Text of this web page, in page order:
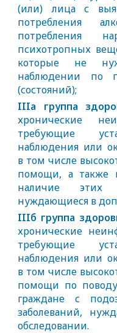
(или) лица с
потребления
потребления
психотропных
которые не
наблюдении по
(состояний);
IIIа группа
хронические
требующие
наблюдения или
в том числе
помощи, а также
наличие этих
нуждающиеся в
IIIб группа
хронические
требующие
наблюдения или
в том числе
помощи по
граждане с
заболеваний,
обследовании.